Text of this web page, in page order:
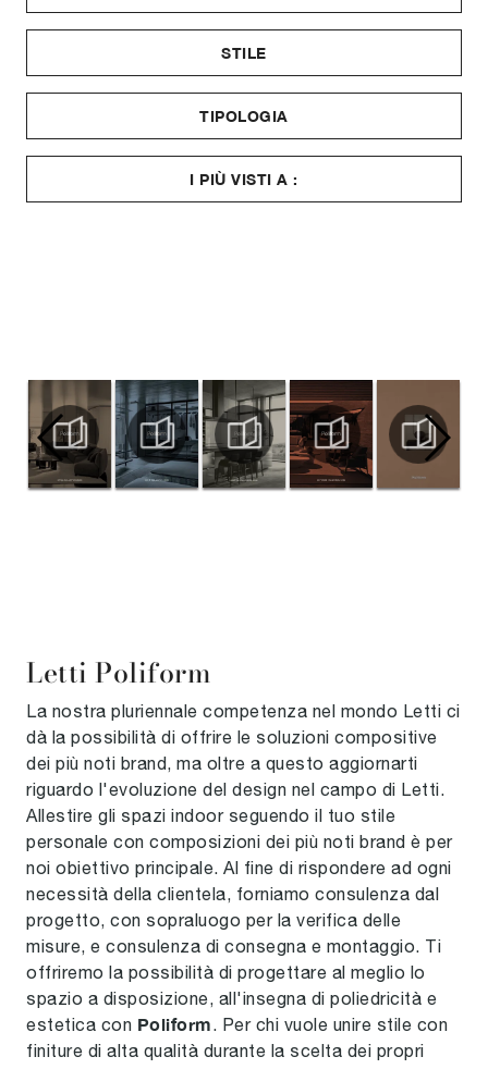
STILE
TIPOLOGIA
I PIÙ VISTI A :
Letti Poliform
La nostra pluriennale competenza nel mondo Letti ci
dà la possibilità di offrire le soluzioni compositive
dei più noti brand, ma oltre a questo aggiornarti
riguardo l'evoluzione del design nel campo di Letti.
Allestire gli spazi indoor seguendo il tuo stile
personale con composizioni dei più noti brand è per
noi obiettivo principale. Al fine di rispondere ad ogni
necessità della clientela, forniamo consulenza dal
progetto, con sopraluogo per la verifica delle
misure, e consulenza di consegna e montaggio. Ti
offriremo la possibilità di progettare al meglio lo
spazio a disposizione, all'insegna di poliedricità e
estetica con Poliform . Per chi vuole unire stile con
finiture di alta qualità durante la scelta dei propri